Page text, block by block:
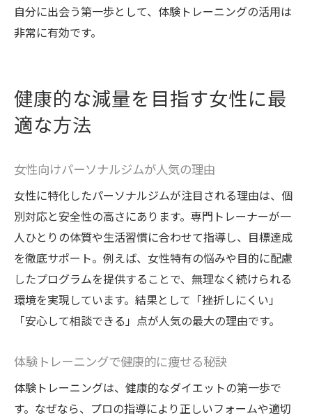
自分に出会う第一歩として、体験トレーニングの活用は
非常に有効です。
健康的な減量を目指す女性に最
適な方法
女性向けパーソナルジムが人気の理由
女性に特化したパーソナルジムが注目される理由は、個
別対応と安全性の高さにあります。専門トレーナーが一
人ひとりの体質や生活習慣に合わせて指導し、目標達成
を徹底サポート。例えば、女性特有の悩みや目的に配慮
したプログラムを提供することで、無理なく続けられる
環境を実現しています。結果として「挫折しにくい」
「安心して相談できる」点が人気の最大の理由です。
体験トレーニングで健康的に痩せる秘訣
体験トレーニングは、健康的なダイエットの第一歩で
す。なぜなら、プロの指導により正しいフォームや適切